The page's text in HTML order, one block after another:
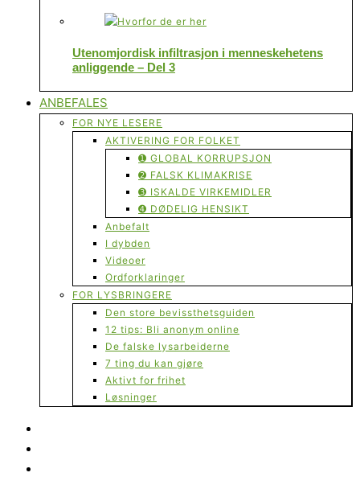
Utenomjordisk infiltrasjon i menneskehetens
anliggende – Del 3
ANBEFALES
FOR NYE LESERE
AKTIVERING FOR FOLKET
➊ GLOBAL KORRUPSJON
➋ FALSK KLIMAKRISE
➌ ISKALDE VIRKEMIDLER
➍ DØDELIG HENSIKT
Anbefalt
I dybden
Videoer
Ordforklaringer
FOR LYSBRINGERE
Den store bevissthetsguiden
12 tips: Bli anonym online
De falske lysarbeiderne
7 ting du kan gjøre
Aktivt for frihet
Løsninger